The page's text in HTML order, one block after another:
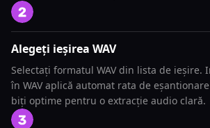
Alegeți ieșirea WAV
Selectați formatul WAV din lista de ieșire.
în WAV aplică automat rata de
biți optime pentru o extracție audio clară.